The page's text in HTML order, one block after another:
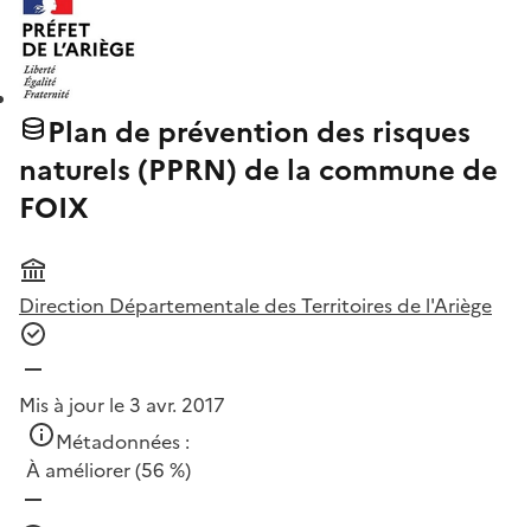
Plan de prévention des risques
naturels (PPRN) de la commune de
FOIX
Direction Départementale des Territoires de l'Ariège
Mis à jour le 3 avr. 2017
Métadonnées :
À améliorer(56 %)